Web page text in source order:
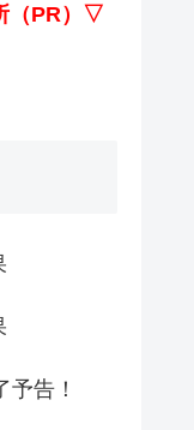
（PR）▽
告！